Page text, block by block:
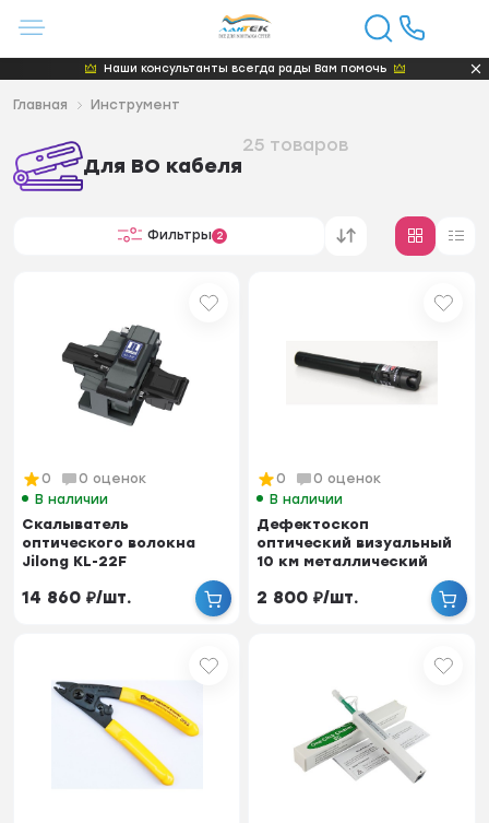
Наши консультанты всегда рады Вам помочь
Главная Инструмент
Для ВО кабеля
25 товаров
Фильтры 2
0
0 оценок
В наличии
Скалыватель
оптического волокна
Jilong KL-22F
14 860 ₽/шт.
0
0 оценок
В наличии
Дефектоскоп
оптический визуальный
10 км металлический
2 800 ₽/шт.